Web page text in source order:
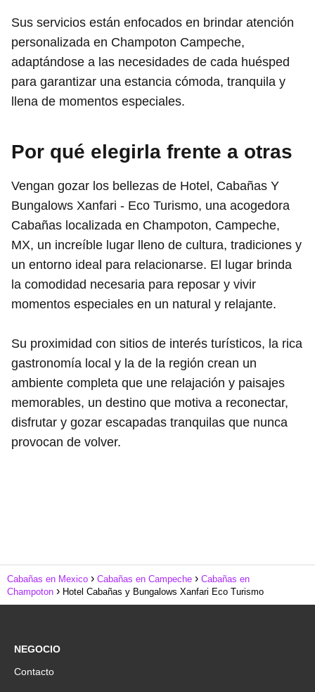
Sus servicios están enfocados en brindar atención
personalizada en Champoton Campeche,
adaptándose a las necesidades de cada huésped
para garantizar una estancia cómoda, tranquila y
llena de momentos especiales.
Por qué elegirla frente a otras
Vengan gozar los bellezas de Hotel, Cabañas Y
Bungalows Xanfari - Eco Turismo, una acogedora
Cabañas localizada en Champoton, Campeche,
MX, un increíble lugar lleno de cultura, tradiciones y
un entorno ideal para relacionarse. El lugar brinda
la comodidad necesaria para reposar y vivir
momentos especiales en un natural y relajante.
Su proximidad con sitios de interés turísticos, la rica
gastronomía local y la de la región crean un
ambiente completa que une relajación y paisajes
memorables, un destino que motiva a reconectar,
disfrutar y gozar escapadas tranquilas que nunca
provocan de volver.
Cabañas en Mexico Cabañas en Campeche
Cabañas en
Champoton
Hotel Cabañas y Bungalows Xanfari Eco Turismo
NEGOCIO
Contacto